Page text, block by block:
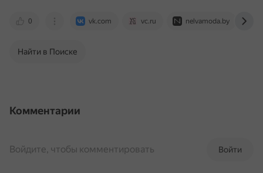
0 vk.com vc.ru nelvamoda.by
Найти в Поиске
Комментарии
Войти
Войдите, чтобы комментировать